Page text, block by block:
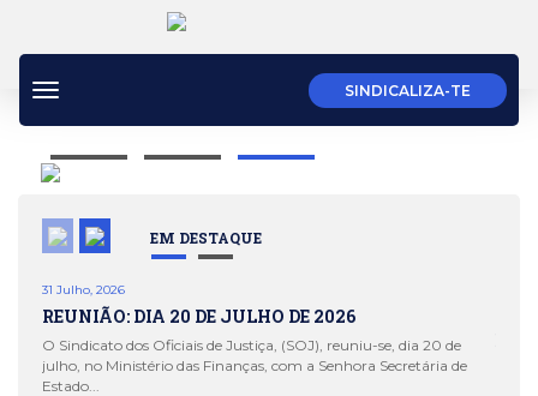
Toggle
SINDICALIZA-TE
Estar sindicalizado é, antes de mais,
dos trabalhadores, fortalecendo as
EM DESTAQUE
31 Julho, 2026
REUNIÃO: DIA 20 DE JULHO DE 2026
O Sindicato dos Oficiais de Justiça, (SOJ), reuniu-se, dia 20 de
julho, no Ministério das Finanças, com a Senhora Secretária de
Estado...